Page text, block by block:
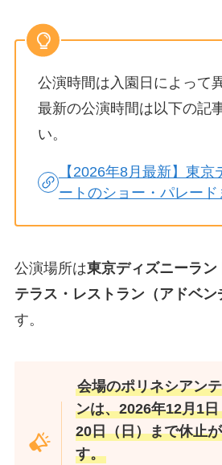
公演時間は入園日によって
最新の公演時間は以下の記
い。
【2026年8月最新】東
ートのショー・パレード
公演場所は東京ディズニーラ
テラス・レストラン（アドベン
す。
会場のポリネシアン
ンは、2026年12月1
20日（日）まで休止
す。